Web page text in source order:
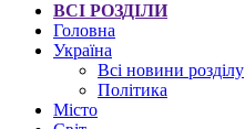
ВСІ РОЗДІЛИ
Головна
Україна
Всі новини розділу
Політика
Місто